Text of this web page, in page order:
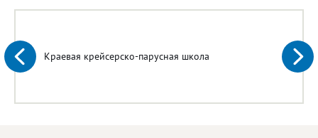
Краевая крейсерско-парусная школа